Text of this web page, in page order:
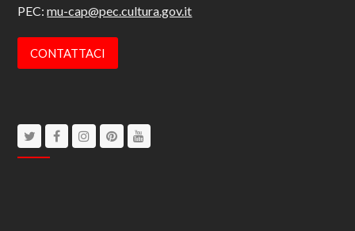
PEC:mu-cap@pec.cultura.gov.it
CONTATTACI
TwitterFacebookInstagram
Pinterest